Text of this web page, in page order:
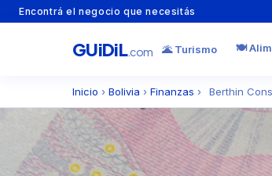
Encontrá el negocio que necesitás
GUiDiL.com 🌋 Turismo 🍽️
Inicio › Bolivia › Finanzas › Berthin